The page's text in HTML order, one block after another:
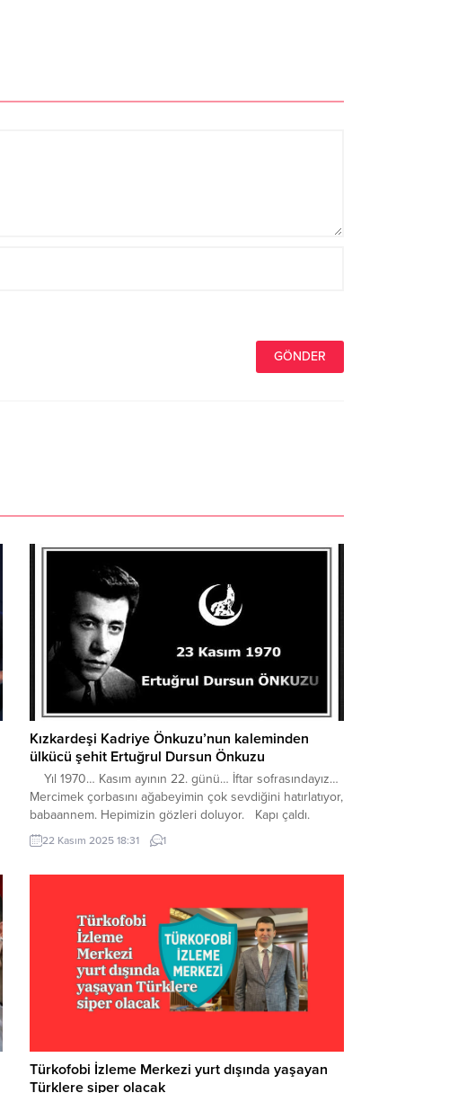
Kızkardeşi Kadriye Önkuzu’nun kaleminden
ülkücü şehit Ertuğrul Dursun Önkuzu
Yıl 1970… Kasım ayının 22. günü… İftar sofrasındayız…
Mercimek çorbasını ağabeyimin çok sevdiğini hatırlatıyor,
babaannem. Hepimizin gözleri doluyor. Kapı çaldı.
Ağabeyimin arkadaşının babası berber Cemal Amca.
Babamı istedi. İndi babam. Sonradan öğrendiğime göre:
22 Kasım 2025 18:31 1
Türkofobi İzleme Merkezi yurt dışında yaşayan
Türklere siper olacak